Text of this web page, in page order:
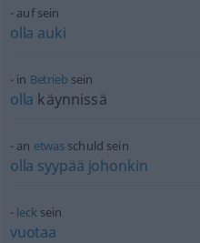
auf sein
olla auki
in Betrieb sein
olla käynnissä
an etwas schuld sein
olla syypää johonkin
lecksein
vuotaa